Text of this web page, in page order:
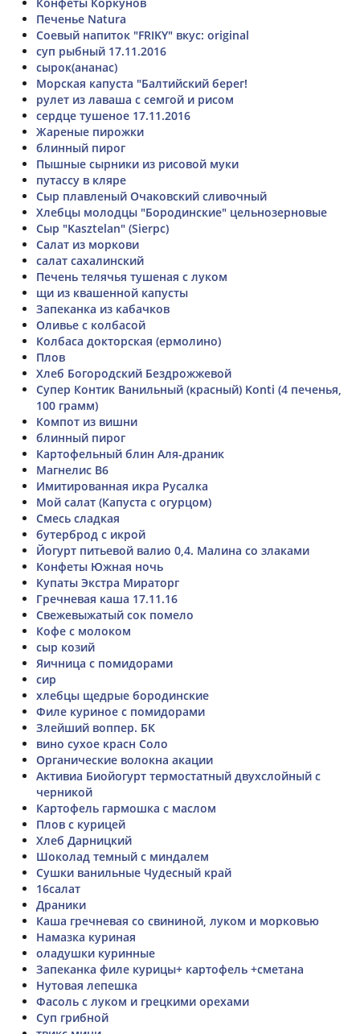
Печенье Natura
Соевый напиток "FRIKY" вкус: original
суп рыбный 17.11.2016
сырок(ананас)
Морская капуста "Балтийский берег!
рулет из лаваша с семгой и рисом
сердце тушеное 17.11.2016
Жареные пирожки
блинный пирог
Пышные сырники из рисовой муки
путассу в кляре
Сыр плавленый Очаковский сливочный
Хлебцы молодцы "Бородинские" цельнозерновые
Сыр "Kasztelan" (Sierpc)
Салат из моркови
салат сахалинский
Печень телячья тушеная с луком
щи из квашенной капусты
Запеканка из кабачков
Оливье с колбасой
Колбаса докторская (ермолино)
Плов
Хлеб Богородский Бездрожжевой
Супер Контик Ванильный (красный) Konti (4 печенья,
100 грамм)
Компот из вишни
блинный пирог
Картофельный блин Аля-драник
Магнелис В6
Имитированная икра Русалка
Мой салат (Капуста с огурцом)
Смесь сладкая
бутерброд с икрой
Йогурт питьевой валио 0,4. Малина со злаками
Конфеты Южная ночь
Купаты Экстра Мираторг
Гречневая каша 17.11.16
Свежевыжатый сок помело
Кофе с молоком
сыр козий
Яичница с помидорами
сир
хлебцы щедрые бородинские
Филе куриное с помидорами
Злейший воппер. БК
вино сухое красн Соло
Органические волокна акации
Активиа Биойогурт термостатный двухслойный с
черникой
Картофель гармошка с маслом
Плов с курицей
Хлеб Дарницкий
Шоколад темный с миндалем
Сушки ванильные Чудесный край
16салат
Драники
Каша гречневая со свининой, луком и морковью
Намазка куриная
оладушки куринные
Запеканка филе курицы+ картофель +сметана
Нутовая лепешка
Фасоль с луком и грецкими орехами
Суп грибной